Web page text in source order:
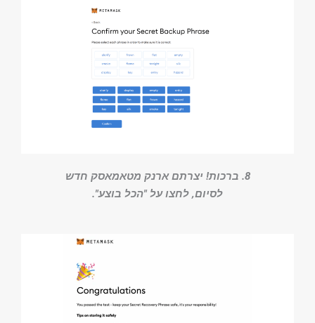
8. ברכות! יצרתם ארנק מטאמאסק חדש
לסיום, לחצו על "הכל בוצע".